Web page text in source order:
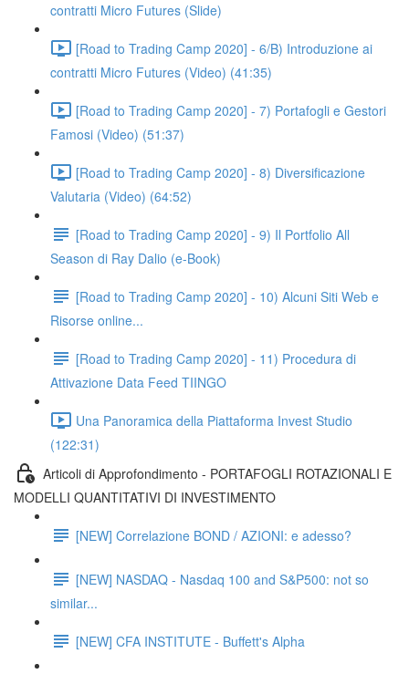
contratti Micro Futures (Slide)
[Road to Trading Camp 2020] - 6/B) Introduzione ai
contratti Micro Futures (Video) (41:35)
[Road to Trading Camp 2020] - 7) Portafogli e Gestori
Famosi (Video) (51:37)
[Road to Trading Camp 2020] - 8) Diversificazione
Valutaria (Video) (64:52)
[Road to Trading Camp 2020] - 9) Il Portfolio All
Season di Ray Dalio (e-Book)
[Road to Trading Camp 2020] - 10) Alcuni Siti Web e
Risorse online...
[Road to Trading Camp 2020] - 11) Procedura di
Attivazione Data Feed TIINGO
Una Panoramica della Piattaforma Invest Studio
(122:31)
Articoli di Approfondimento - PORTAFOGLI ROTAZIONALI E
MODELLI QUANTITATIVI DI INVESTIMENTO
[NEW] Correlazione BOND / AZIONI: e adesso?
[NEW] NASDAQ - Nasdaq 100 and S&P500: not so
similar...
[NEW] CFA INSTITUTE - Buffett's Alpha